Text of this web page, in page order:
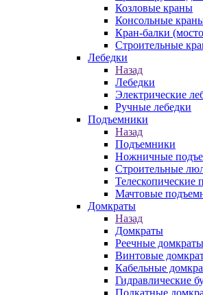
Козловые краны
Консольные
Кран-балки
Строительные
Лебедки
Назад
Лебедки
Электрические
Ручные лебедки
Подъемники
Назад
Подъемники
Ножничные
Строительные
Телескопические
Мачтовые
Домкраты
Назад
Домкраты
Реечные домкраты
Винтовые
Кабельные
Гидравлические
Подкатные